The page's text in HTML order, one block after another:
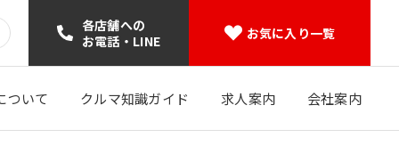
各店舗への
お電話・LINE
お気に入り一覧
ついて クルマ知識ガイド 求人案内 会社案内